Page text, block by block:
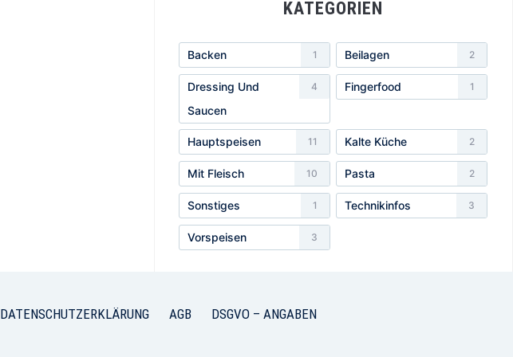
KATEGORIEN
Backen 1 Beilagen 2
Dressing Und
Saucen
4 Fingerfood 1
Hauptspeisen 11 Kalte Küche 2
Mit Fleisch 10 Pasta 2
Sonstiges 1 Technikinfos 3
Vorspeisen 3
DATENSCHUTZERKLÄRUNG AGB DSGVO – ANGABEN